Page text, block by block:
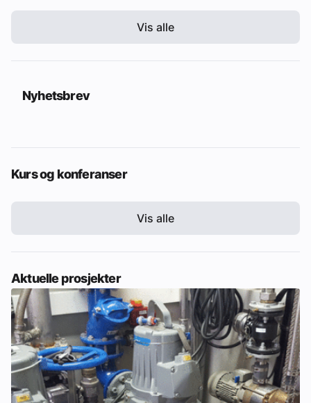
Vis alle
Nyhetsbrev
Kurs og konferanser
Vis alle
Aktuelle prosjekter